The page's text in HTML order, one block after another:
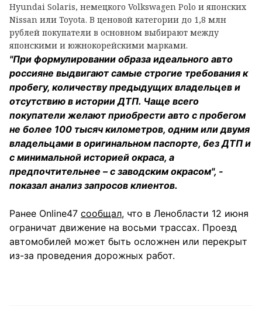
Hyundai Solaris, немецкого Volkswagen Polo и японских
Nissan или Toyota. В ценовой категории до 1,8 млн
рублей покупатели в основном выбирают между
японскими и южнокорейскими марками.
"При формулировании образа идеального авто
россияне выдвигают самые строгие требования к
пробегу, количеству предыдущих владельцев и
отсутствию в истории ДТП. Чаще всего
покупатели желают приобрести авто с пробегом
не более 100 тысяч километров, одним или двумя
владельцами в оригинальном паспорте, без ДТП и
с минимальной историей окраса, а
предпочтительнее – с заводским окрасом", -
показал анализ запросов клиентов.
Ранее Online47 сообщал, что в Ленобласти 12 июня
ограничат движение на восьми трассах. Проезд
автомобилей может быть осложнен или перекрыт
из-за проведения дорожных работ.